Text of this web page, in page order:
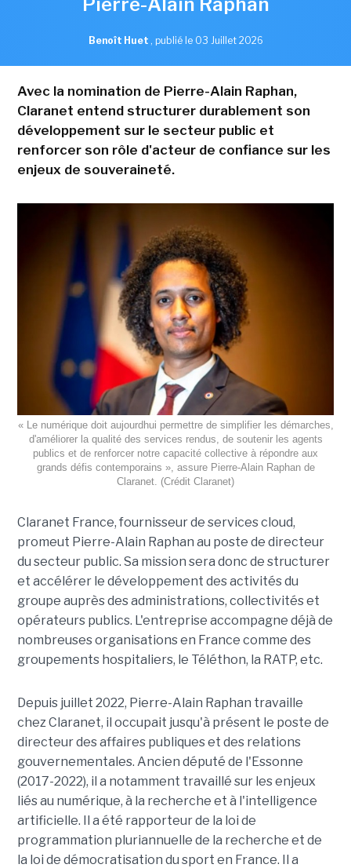
Pierre-Alain Raphan
Benoît Huet , publié le 03 Juillet 2026
Avec la nomination de Pierre-Alain Raphan,
Claranet entend structurer durablement son
développement sur le secteur public et
renforcer son rôle d'acteur de confiance sur les
enjeux de souveraineté.
« Le numérique doit aujourdhui permettre de simplifier les démarches,
d'améliorer la qualité des services rendus, de soutenir les agents
publics et de renforcer notre capacité collective à répondre aux
grands défis contemporains », assure Pierre-Alain Raphan de
Claranet. (Crédit Claranet)
Claranet France, fournisseur de services cloud,
promeut Pierre-Alain Raphan au poste de directeur
du secteur public. Sa mission sera donc de structurer
et accélérer le développement des activités du
groupe auprès des administrations, collectivités et
opérateurs publics. L'entreprise accompagne déjà de
nombreuses organisations en France comme des
groupements hospitaliers, le Téléthon, la RATP, etc.
Depuis juillet 2022, Pierre-Alain Raphan travaille
chez Claranet, il occupait jusqu'à présent le poste de
directeur des affaires publiques et des relations
gouvernementales. Ancien député de l'Essonne
(2017-2022), il a notamment travaillé sur les enjeux
liés au numérique, à la recherche et à l'intelligence
artificielle. Il a été rapporteur de la loi de
programmation pluriannuelle de la recherche et de
la loi de démocratisation du sport en France. Il a